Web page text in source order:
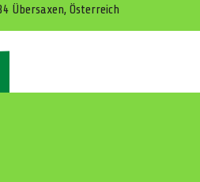
Übersaxen, Österreich